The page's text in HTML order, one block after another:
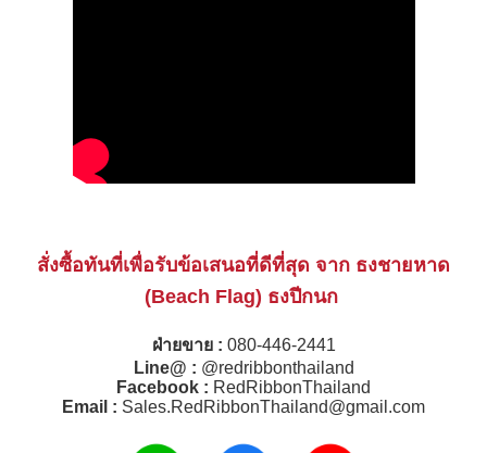
สั่งซื้อทันที่เพื่อรับข้อเสนอที่ดีที่สุด จาก ธงชายหาด
(Beach Flag) ธงปีกนก
ฝ่ายขาย : 080-446-2441
Line@ : @redribbonthailand
Facebook : RedRibbonThailand
Email : Sales.RedRibbonThailand@gmail.com